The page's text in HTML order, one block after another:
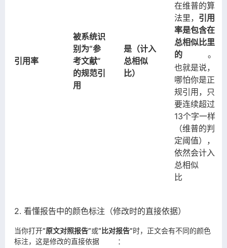
引用率
被系统识
别为“参
考文献”
的规范引
用
是（计入
总相似
比）
在维普的算
法里， 引用
率是包含在
总相似比里
的
。
也就是说，
哪怕你是正
规引用，只
要连续超过
13个字一样
（维普的判
定阈值），
依然会计入
总相似
比
2. 看懂报告中的颜色标注（修改时的直接依据）
当你打开“原文对照报告”或“比对报告”时，正文会有不同的颜色
标注，这是修改的直接依据
：